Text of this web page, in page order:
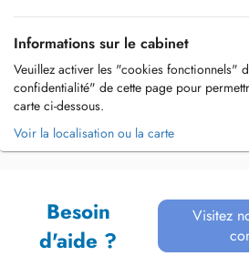
Informations sur le cabinet
Veuillez activer les "cookies fonctionnels"
confidentialité" de cette page pour
carte ci-dessous.
Voir la localisation ou la carte
Besoin
d'aide ?
Visitez